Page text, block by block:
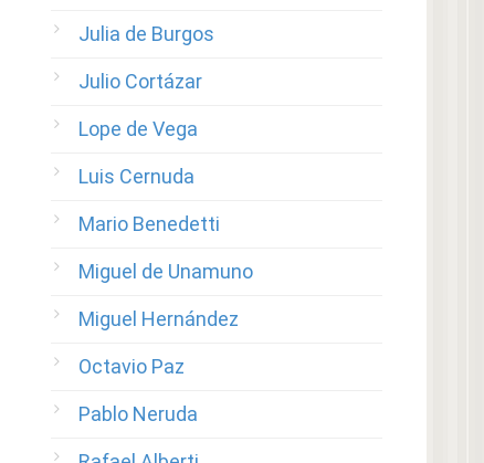
Julia de Burgos
Julio Cortázar
Lope de Vega
Luis Cernuda
Mario Benedetti
Miguel de Unamuno
Miguel Hernández
Octavio Paz
Pablo Neruda